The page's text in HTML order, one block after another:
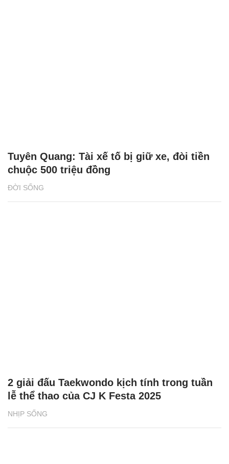
ĐỜI SỐNG
Tuyên Quang: Tài xế tố bị giữ xe, đòi tiền
chuộc 500 triệu đồng
NHỊP SỐNG
2 giải đấu Taekwondo kịch tính trong tuần
lễ thể thao của CJ K Festa 2025